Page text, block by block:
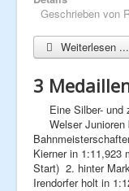
Geschrieben von
Weiterlesen ...
3
Eine Silber- und
Welser
Kierner in 1:11,923
Start) 2. hinter
Irendorfer holt in